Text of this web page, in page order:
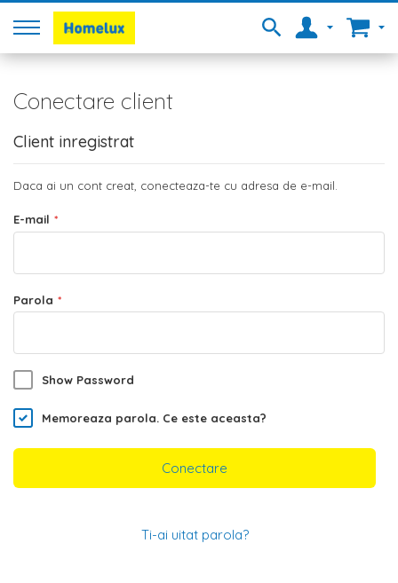
Conectare client
Client inregistrat
Daca ai un cont creat, conecteaza-te cu adresa de e-mail.
E-mail
Parola
Show Password
Memoreaza parola. Ce este aceasta?
Conectare
Ti-ai uitat parola?